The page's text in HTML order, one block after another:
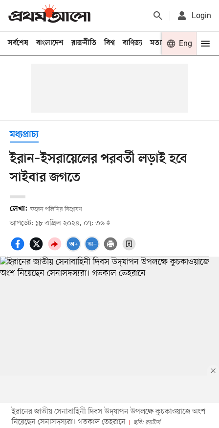
Login
সর্বশেষ বাংলাদেশ রাজনীতি বিশ্ব বাণিজ্য মতামত খেলা
Eng
মধ্যপ্রাচ্য
ইরান–ইসরায়েলের পরবর্তী লড়াই হবে
সাইবার জগতে
লেখা: ফরেন পলিসির বিশ্লেষণ
আপডেট: ১৮ এপ্রিল ২০২৪, ০৭: ৩৬
ইরানের জাতীয় সেনাবাহিনী দিবস উদ্‌যাপন উপলক্ষে কুচকাওয়াজে অংশ
নিয়েছেন সেনাসদস্যরা। গতকাল তেহরানে
ছবি: রয়টার্স